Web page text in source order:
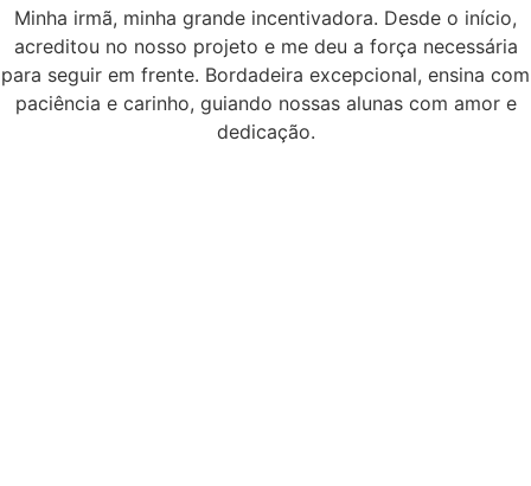
Minha irmã, minha grande incentivadora. Desde o início,
acreditou no nosso projeto e me deu a força necessária
para seguir em frente. Bordadeira excepcional, ensina com
paciência e carinho, guiando nossas alunas com amor e
dedicação.